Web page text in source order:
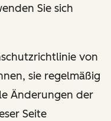
Sie sich
von
sie regelmäßig
Änderungen der
Seite